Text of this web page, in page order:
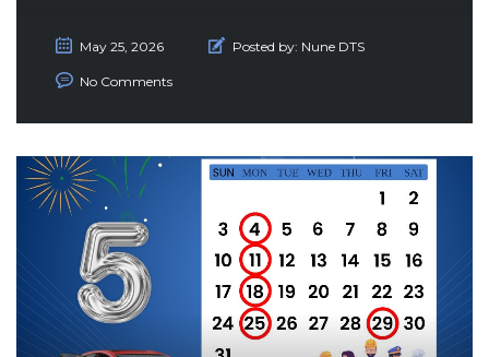
May 25, 2026 Posted by: Nune DTS
No Comments